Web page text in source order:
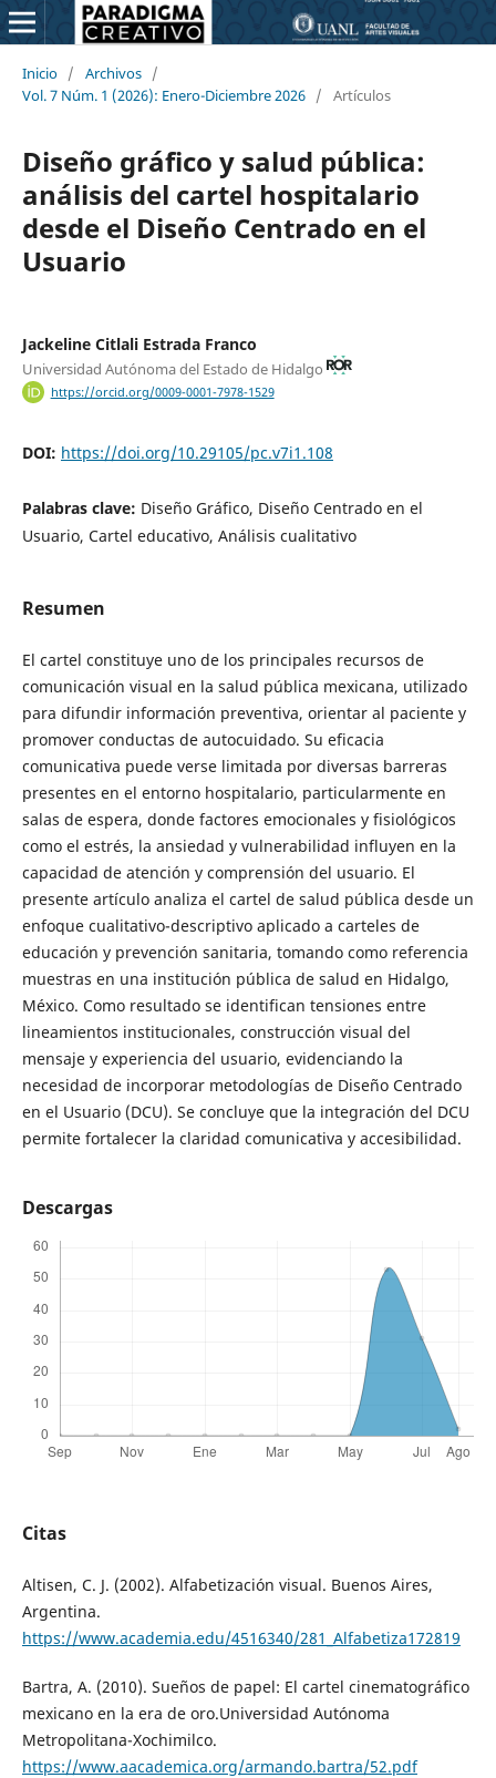
Inicio / Archivos /
Vol. 7 Núm. 1 (2026): Enero-Diciembre 2026 / Artículos
Diseño gráfico y salud pública:
análisis del cartel hospitalario
desde el Diseño Centrado en el
Usuario
Jackeline Citlali Estrada Franco
Universidad Autónoma del Estado de Hidalgo
https://orcid.org/0009-0001-7978-1529
DOI: https://doi.org/10.29105/pc.v7i1.108
Palabras clave: Diseño Gráfico, Diseño Centrado en el
Usuario, Cartel educativo, Análisis cualitativo
Resumen
El cartel constituye uno de los principales recursos de
comunicación visual en la salud pública mexicana, utilizado
para difundir información preventiva, orientar al paciente y
promover conductas de autocuidado. Su eficacia
comunicativa puede verse limitada por diversas barreras
presentes en el entorno hospitalario, particularmente en
salas de espera, donde factores emocionales y fisiológicos
como el estrés, la ansiedad y vulnerabilidad influyen en la
capacidad de atención y comprensión del usuario. El
presente artículo analiza el cartel de salud pública desde un
enfoque cualitativo-descriptivo aplicado a carteles de
educación y prevención sanitaria, tomando como referencia
muestras en una institución pública de salud en Hidalgo,
México. Como resultado se identifican tensiones entre
lineamientos institucionales, construcción visual del
mensaje y experiencia del usuario, evidenciando la
necesidad de incorporar metodologías de Diseño Centrado
en el Usuario (DCU). Se concluye que la integración del DCU
permite fortalecer la claridad comunicativa y accesibilidad.
Descargas
Citas
Altisen, C. J. (2002). Alfabetización visual. Buenos Aires,
Argentina.
https://www.academia.edu/4516340/281_Alfabetiza172819
Bartra, A. (2010). Sueños de papel: El cartel cinematográfico
mexicano en la era de oro.Universidad Autónoma
Metropolitana-Xochimilco.
https://www.aacademica.org/armando.bartra/52.pdf